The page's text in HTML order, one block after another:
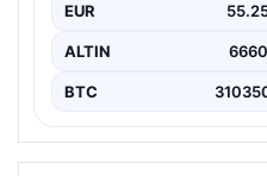
EUR
ALTIN
BTC